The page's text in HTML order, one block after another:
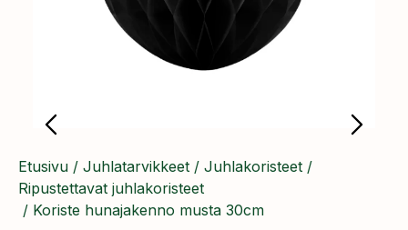
Etusivu / Juhlatarvikkeet / Juhlakoristeet /
Ripustettavat juhlakoristeet
/ ​Koriste hunajakenno musta 30cm